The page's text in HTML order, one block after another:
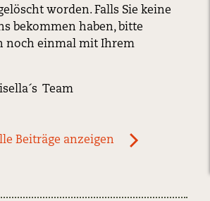
worden. Falls Sie keine
bekommen haben, bitte
noch einmal mit Ihrem
Team
Beiträge anzeigen